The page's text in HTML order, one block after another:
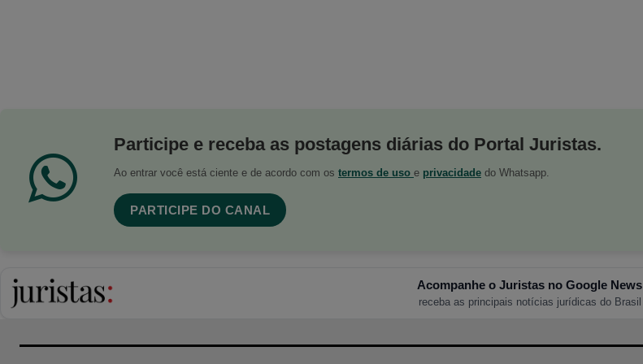
Participe e receba as postagens diárias do Portal Juristas.
Ao entrar você está ciente e de acordo com os termos de uso e privacidade do Whatsapp.
PARTICIPE DO CANAL
Acompanhe o Juristas no Google News
receba as principais notícias jurídicas do Brasil